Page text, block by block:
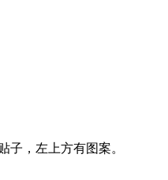
子，左上方有图案。